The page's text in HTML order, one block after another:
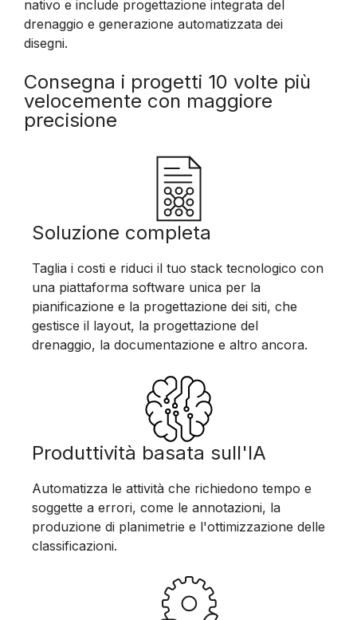
nativo e include progettazione integrata del
drenaggio e generazione automatizzata dei
disegni.
Consegna i progetti 10 volte più
velocemente con maggiore
precisione
Soluzione completa
Taglia i costi e riduci il tuo stack tecnologico con
una piattaforma software unica per la
pianificazione e la progettazione dei siti, che
gestisce il layout, la progettazione del
drenaggio, la documentazione e altro ancora.
Produttività basata sull'IA
Automatizza le attività che richiedono tempo e
soggette a errori, come le annotazioni, la
produzione di planimetrie e l'ottimizzazione delle
classificazioni.